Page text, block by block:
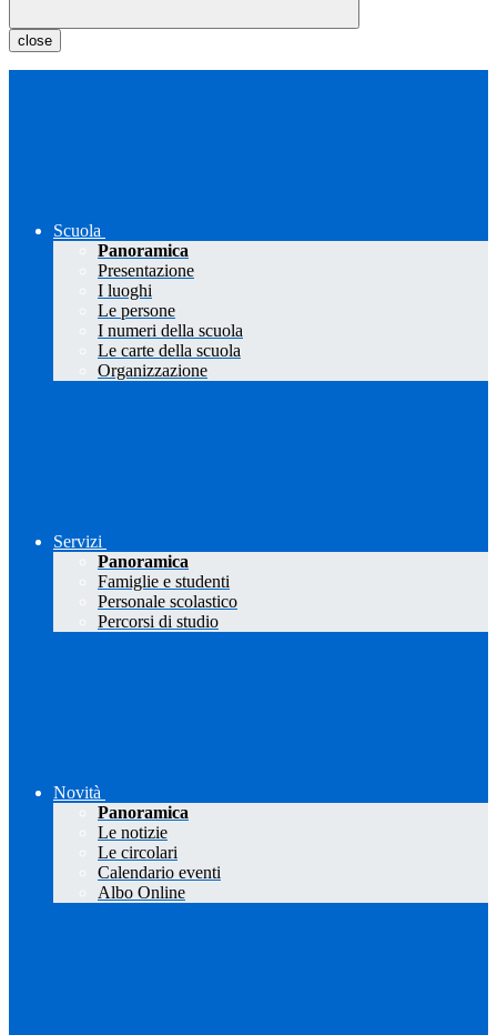
close
Scuola
Panoramica
Presentazione
I luoghi
Le persone
I numeri della scuola
Le carte della scuola
Organizzazione
Servizi
Panoramica
Famiglie e studenti
Personale scolastico
Percorsi di studio
Novità
Panoramica
Le notizie
Le circolari
Calendario eventi
Albo Online